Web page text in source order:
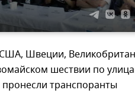
Швеции,
шествии по
транспоранты